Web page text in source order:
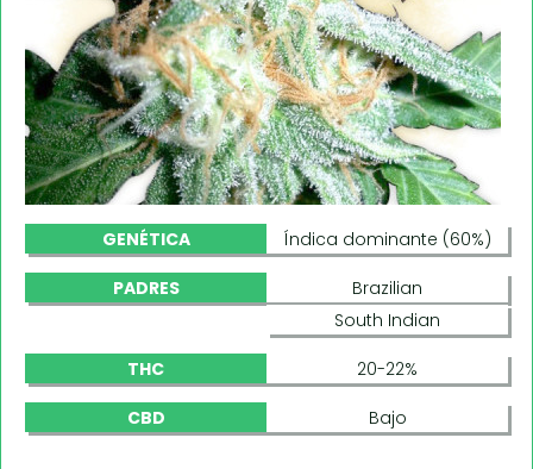
GENÉTICA Índica dominante (60%)
PADRES
Brazilian
South Indian
THC 20-22%
CBD Bajo